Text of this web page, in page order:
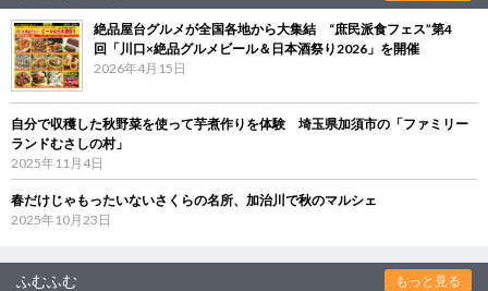
絶品屋台グルメが全国各地から大集結 “庶民派食フェス”第4
回「川口×絶品グルメビール＆日本酒祭り2026」を開催
2026年4月15日
自分で収穫した秋野菜を使って芋煮作りを体験 埼玉県加須市の「ファミリー
ランドむさしの村」
2025年11月4日
春だけじゃもったいないさくらの名所、加治川で秋のマルシェ
2025年10月23日
ふむふむ もっと見る